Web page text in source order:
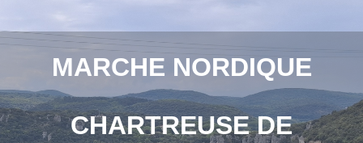
MARCHE NORDIQUE
CHARTREUSE DE